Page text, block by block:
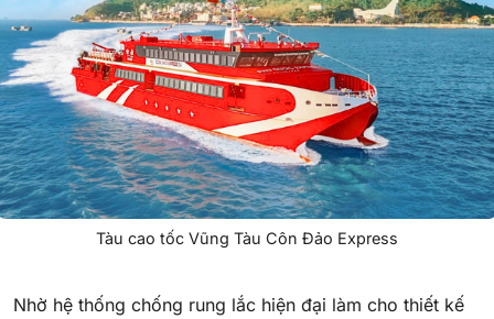
Tàu cao tốc Vũng Tàu Côn Đảo Express
Nhờ hệ thống chống rung lắc hiện đại làm cho thiết kế